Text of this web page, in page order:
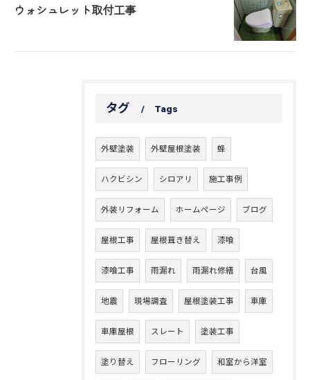
ウォシュレット取付工事
タグ Tags
外壁塗装 外壁屋根塗装 蜂
ハクビシン シロアリ 施工事例
外装リフォーム ホームページ ブログ
屋根工事 屋根葺き替え 漆喰
漆喰工事 雨漏れ 雨漏れ修繕 台風
地震 現場調査 屋根塗装工事 車庫
車庫屋根 スレート 塗装工事
塗り替え フローリング 和室から洋室